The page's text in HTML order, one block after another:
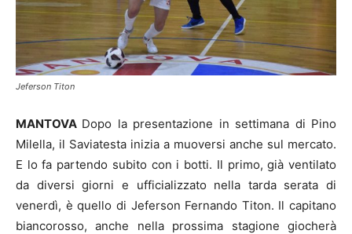
Jeferson Titon
MANTOVA Dopo la presentazione in settimana di Pino
Milella, il Saviatesta inizia a muoversi anche sul mercato.
E lo fa partendo subito con i botti. Il primo, già ventilato
da diversi giorni e ufficializzato nella tarda serata di
venerdì, è quello di Jeferson Fernando Titon. Il capitano
biancorosso, anche nella prossima stagione giocherà